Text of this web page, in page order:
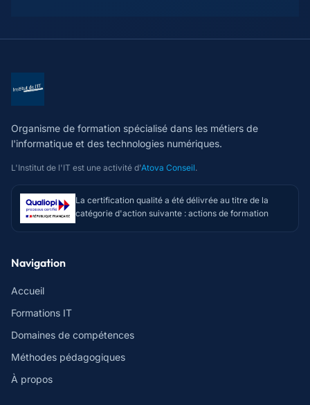
Organisme de formation spécialisé dans les métiers de
l'informatique et des technologies numériques.
L'Institut de l'IT est une activité d'Atova Conseil.
La certification qualité a été délivrée au titre de la
catégorie d'action suivante : actions de formation
Navigation
Accueil
Formations IT
Domaines de compétences
Méthodes pédagogiques
À propos